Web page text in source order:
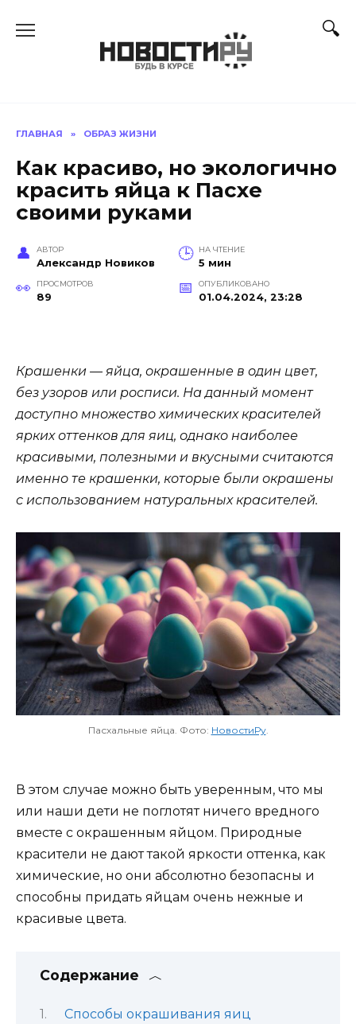
ГЛАВНАЯ » ОБРАЗ ЖИЗНИ
Как красиво, но экологично
красить яйца к Пасхе
своими руками
АВТОР
Александр Новиков
НА ЧТЕНИЕ
5 мин
ПРОСМОТРОВ
89
ОПУБЛИКОВАНО
01.04.2024, 23:28
Крашенки — яйца, окрашенные в один цвет,
без узоров или росписи. На данный момент
доступно множество химических красителей
ярких оттенков для яиц, однако наиболее
красивыми, полезными и вкусными считаются
именно те крашенки, которые были окрашены
с использованием натуральных красителей.
Пасхальные яйца. Фото: НовостиРу.
В этом случае можно быть уверенным, что мы
или наши дети не поглотят ничего вредного
вместе с окрашенным яйцом. Природные
красители не дают такой яркости оттенка, как
химические, но они абсолютно безопасны и
способны придать яйцам очень нежные и
красивые цвета.
Содержание
Способы окрашивания яиц